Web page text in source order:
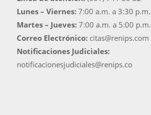
Lunes – Viernes: 7:00 a.m. a 3:30 p.m.
Martes – Jueves: 7:00 a.m. a 5:00 p.m.
Correo Electrónico: citas@renips.com
Notificaciones Judiciales:
notificacionesjudiciales@renips.co